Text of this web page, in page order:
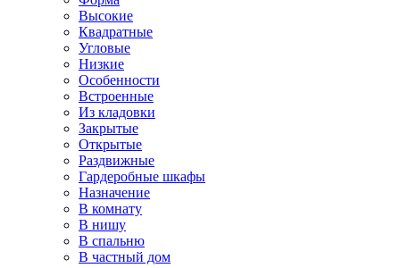
Высокие
Квадратные
Угловые
Низкие
Особенности
Встроенные
Из кладовки
Закрытые
Открытые
Раздвижные
Гардеробные шкафы
Назначение
В комнату
В нишу
В спальню
В частный дом